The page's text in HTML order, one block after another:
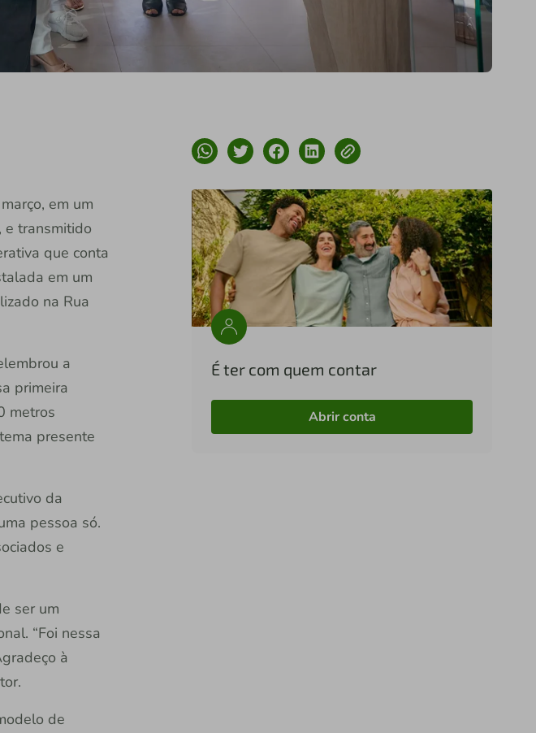
em um
e transmitido
que conta
em um
na Rua
a
primeira
metros
presente
da
pessoa só.
e
ser um
“Foi nessa
à
de
É ter com quem contar
Abrir conta